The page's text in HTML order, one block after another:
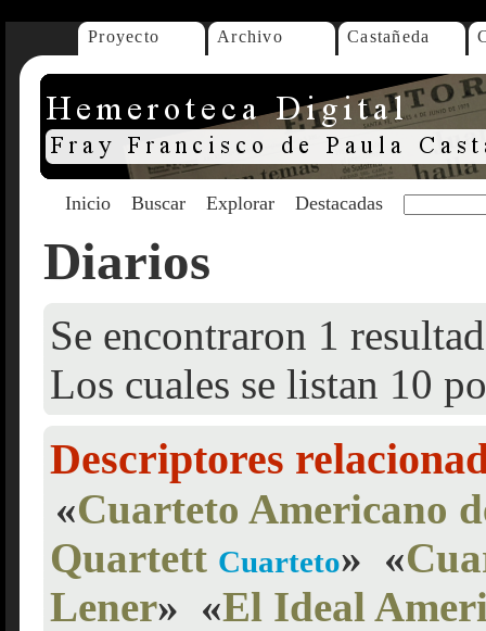
Proyecto Archivo Castañeda
Inicio Buscar Explorar Destacadas
Diarios
Se encontraron 1
Los cuales se listan 10
Descriptores
«Cuarteto Americano
Quartett Cuarteto» «
Lener» «El Ideal